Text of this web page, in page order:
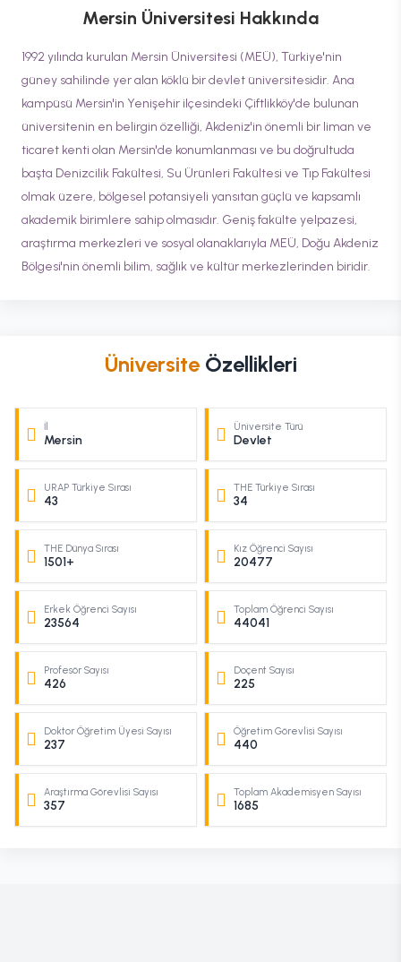
Mersin Üniversitesi Hakkında
1992 yılında kurulan Mersin Üniversitesi (MEÜ), Türkiye'nin
güney sahilinde yer alan köklü bir devlet üniversitesidir. Ana
kampüsü Mersin'in Yenişehir ilçesindeki Çiftlikköy'de bulunan
üniversitenin en belirgin özelliği, Akdeniz'in önemli bir liman ve
ticaret kenti olan Mersin'de konumlanması ve bu doğrultuda
başta Denizcilik Fakültesi, Su Ürünleri Fakültesi ve Tıp Fakültesi
olmak üzere, bölgesel potansiyeli yansıtan güçlü ve kapsamlı
akademik birimlere sahip olmasıdır. Geniş fakülte yelpazesi,
araştırma merkezleri ve sosyal olanaklarıyla MEÜ, Doğu Akdeniz
Bölgesi'nin önemli bilim, sağlık ve kültür merkezlerinden biridir.
Üniversite Özellikleri
İl
Mersin
Üniversite Türü
Devlet
URAP Türkiye Sırası
43
THE Türkiye Sırası
34
THE Dünya Sırası
1501+
Kız Öğrenci Sayısı
20477
Erkek Öğrenci Sayısı
23564
Toplam Öğrenci Sayısı
44041
Profesör Sayısı
426
Doçent Sayısı
225
Doktor Öğretim Üyesi Sayısı
237
Öğretim Görevlisi Sayısı
440
Araştırma Görevlisi Sayısı
357
Toplam Akademisyen Sayısı
1685